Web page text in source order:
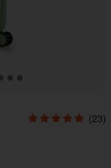
(23)